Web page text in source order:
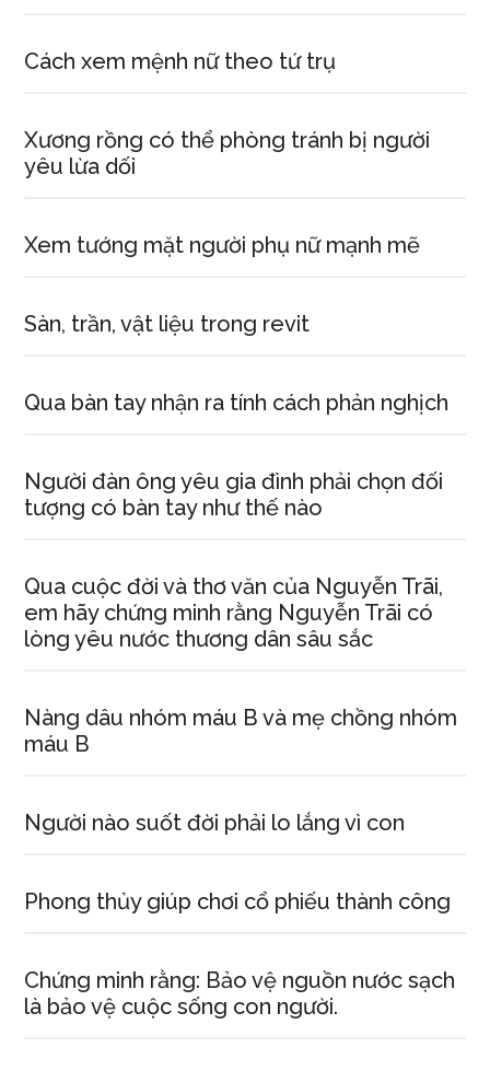
Cách xem mệnh nữ theo tứ trụ
Xương rồng có thể phòng tránh bị người
yêu lừa dối
Xem tướng mặt người phụ nữ mạnh mẽ
Sàn, trần, vật liệu trong revit
Qua bàn tay nhận ra tính cách phản nghịch
Người đàn ông yêu gia đình phải chọn đối
tượng có bàn tay như thế nào
Qua cuộc đời và thơ văn của Nguyễn Trãi,
em hãy chứng minh rằng Nguyễn Trãi có
lòng yêu nước thương dân sâu sắc
Nàng dâu nhóm máu B và mẹ chồng nhóm
máu B
Người nào suốt đời phải lo lắng vì con
Phong thủy giúp chơi cổ phiếu thành công
Chứng minh rằng: Bảo vệ nguồn nước sạch
là bảo vệ cuộc sống con người.